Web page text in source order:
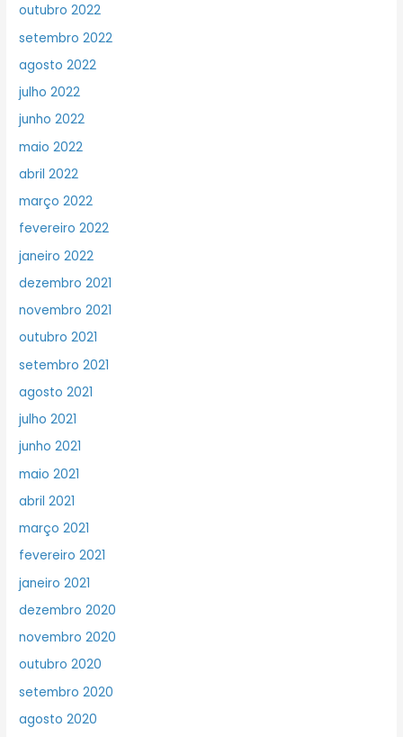
outubro 2022
setembro 2022
agosto 2022
julho 2022
junho 2022
maio 2022
abril 2022
março 2022
fevereiro 2022
janeiro 2022
dezembro 2021
novembro 2021
outubro 2021
setembro 2021
agosto 2021
julho 2021
junho 2021
maio 2021
abril 2021
março 2021
fevereiro 2021
janeiro 2021
dezembro 2020
novembro 2020
outubro 2020
setembro 2020
agosto 2020